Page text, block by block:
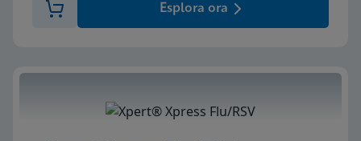
Esplora ora